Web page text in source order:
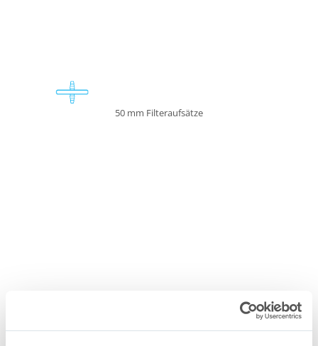
50 mm Filteraufsätze